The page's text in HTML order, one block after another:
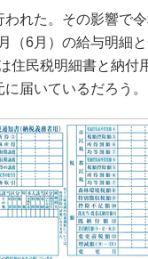
れた。その影響で
（6月）の給与明細
民税明細書と納付
届いているだろう。